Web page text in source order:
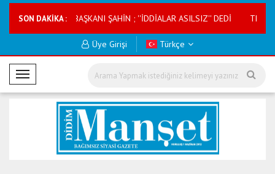
SON DAKİKA :BAŞKANI ŞAHİN ; ''İDDİALAR ASILSIZ'' DEDİ TMVFL Milli
Üye Girişi Türkçe
M
o